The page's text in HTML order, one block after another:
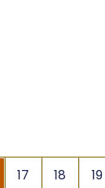
17 18 19